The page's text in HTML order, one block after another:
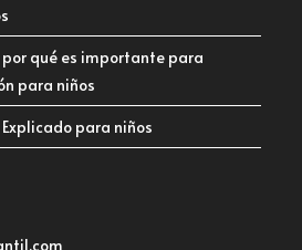
por qué es importante para
para niños
para niños